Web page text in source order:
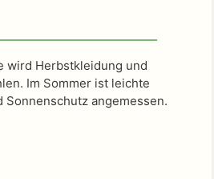
wird Herbstkleidung und
Im Sommer ist leichte
Sonnenschutz angemessen.